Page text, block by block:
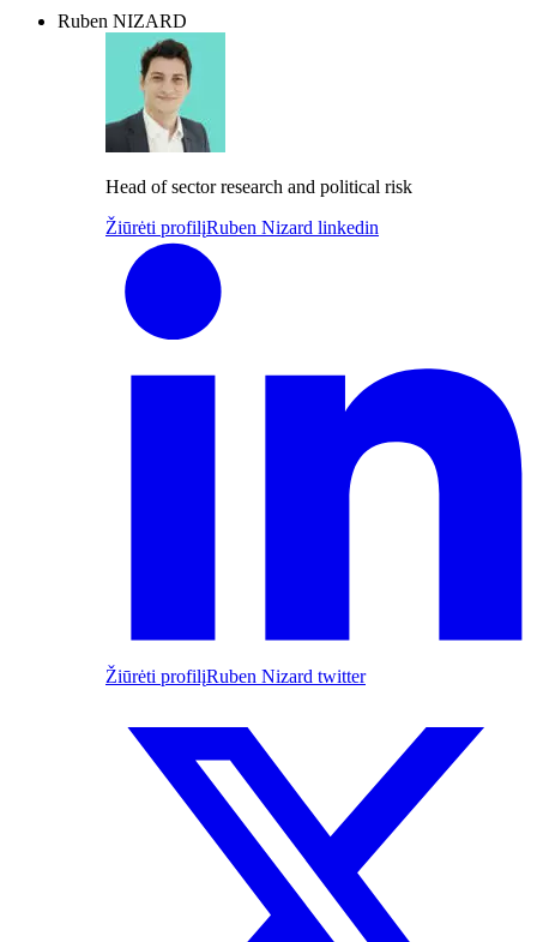
Ruben NIZARD
Head of sector research and political risk
Žiūrėti profilįRuben Nizard linkedin
Žiūrėti profilįRuben Nizard twitter